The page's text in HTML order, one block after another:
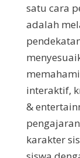
satu cara
adalah
interaktif,
&
karakter